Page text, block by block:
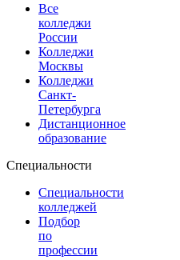
Все
колледжи
России
Колледжи
Москвы
Колледжи
Санкт-
Петербурга
Дистанционное
образование
Специальности
Специальности
колледжей
Подбор
по
профессии